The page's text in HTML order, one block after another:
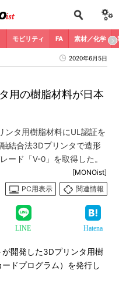
モビリティ FA 素材／化学
2020年6月5日
用の樹脂材料が日本
ンタ用樹脂材料にUL認証を
結合法3Dプリンタで造形
ード「V-0」を取得した。
[MONOist]
PC用表示
関連情報
LINE Hatena
開発した3Dプリンタ用樹
ドプログラム）を発行し